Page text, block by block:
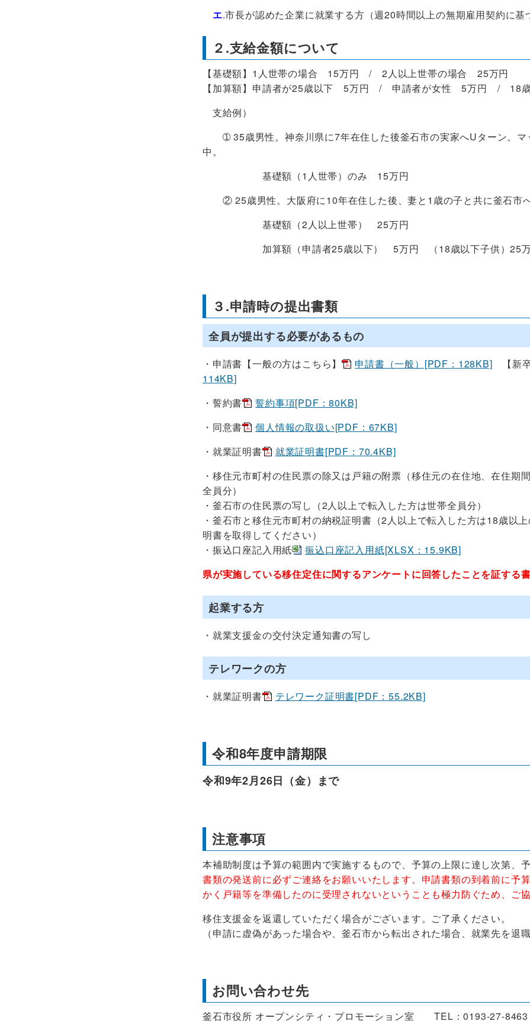
エ.市長が認めた企業に就業する方（週20時間以上の無期雇用契約に基
２.支給金額について
【基礎額】1人世帯の場合 15万円 / 2人以上世帯の場合 25万円
【加算額】申請者が25歳以下 5万円 / 申請者が女性 5万円 / 18歳
支給例）
➀ 35歳男性。神奈川県に7年在住した後釜石市の実家へUターン。マ
中。
基礎額（1人世帯）のみ 15万円
② 25歳男性。大阪府に10年在住した後、妻と1歳の子と共に釜石市へ
基礎額（2人以上世帯） 25万円
加算額（申請者25歳以下） 5万円 （18歳以下子供）25
３.申請時の提出書類
全員が提出する必要があるもの
・申請書【一般の方はこちら】 申請書（一般）[PDF：128KB] 【新
114KB]
・誓約書
誓約事項[PDF：80KB]
・ 同意書
個人情報の取扱い[PDF：67KB]
・就業証明書
就業証明書[PDF：70.4KB]
・移住元市町村の住民票の除又は戸籍の附票（移住元の在住地、在住期
全員分）
・釜石市の住民票の写し（2人以上で転入した方は世帯全員分）
・釜石市と移住元市町村の納税証明書（2人以上で転入した方は18歳以
明書を取得してください）
・振込口座記入用紙
振込口座記入用紙[XLSX：15.9KB]
県が実施している移住定住に関するアンケートに回答したことを証する
起業する方
・就業支援金の交付決定通知書の写し
テレワークの方
・就業証明書 テレワーク証明書[PDF：55.2KB]
令和8年度申請期限
令和9年2月26日（金）まで
注意事項
本補助制度は予算の範囲内で実施するもので、予算の上限に達し次第、
書類の発送前に必ずご連絡をお願いいたします。申請書類の到着前に予
かく戸籍等を準備したのに受理されないということも極力防ぐため、ご
移住支援金を返還していただく場合がございます。ご了承ください。
（申請に虚偽があった場合や、釜石市から転出された場合、就業先を退
お問い合わせ先
釜石市役所 オープンシティ・プロモーション室 TEL：0193-27-